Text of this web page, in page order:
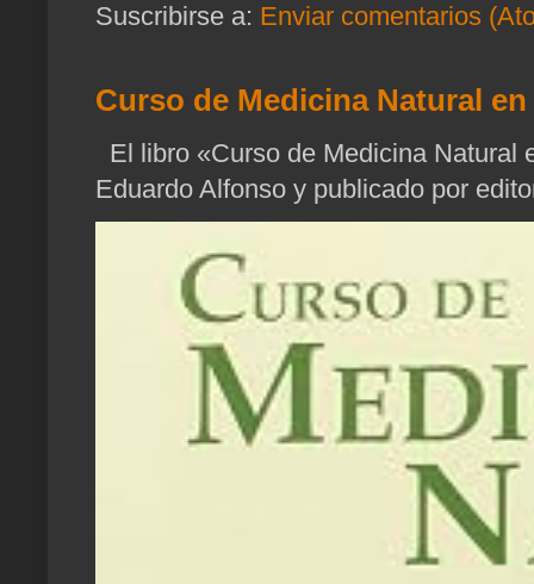
Suscribirse a: Enviar comentarios
Curso de Medicina Natural
El libro «Curso de Medicina Natural
Eduardo Alfonso y publicado por